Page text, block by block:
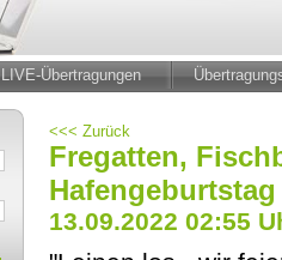
LIVE-Übertragungen
<<< Zurück
Fregatten,
Hafengeburtstag
13.09.2022 02:55